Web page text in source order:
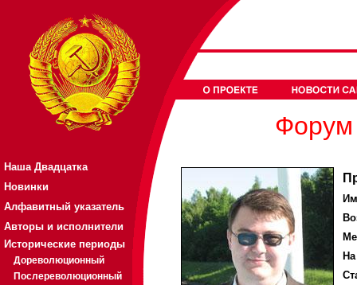
Наша Двадцатка
Новинки
Алфавитный указатель
Авторы и исполнители
Исторические периоды
Дореволюционный
Послереволюционный
Форум